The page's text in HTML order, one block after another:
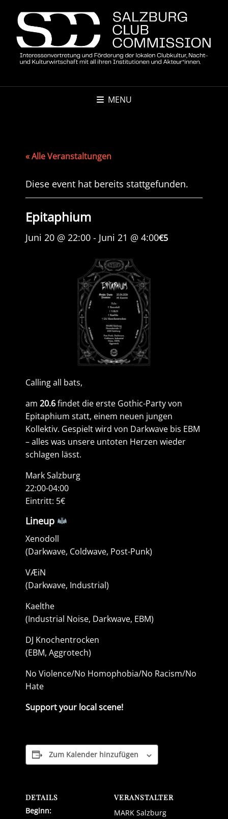
MENU
« Alle Veranstaltungen
Diese event hat bereits stattgefunden.
Epitaphium
Juni 20 @ 22:00 - Juni 21 @ 4:00€5
Calling all bats,
am 20.6findet die erste Gothic-Party von
Epitaphium statt, einem neuen jungen
Kollektiv. Gespielt wird von Darkwave bis EBM
– alles was unsere untoten Herzen wieder
schlagen lässt.
Mark Salzburg
22:00-04:00
Eintritt: 5€
Lineup
Xenodoll
(Darkwave, Coldwave, Post-Punk)
VÆiN
(Darkwave, Industrial)
Kaelthe
(Industrial Noise, Darkwave, EBM)
DJ Knochentrocken
(EBM, Aggrotech)
No Violence/No Homophobia/No Racism/No
Hate
Support your local scene!
Zum Kalender hinzufügen
DETAILS
Beginn:
VERANSTALTER
MARK Salzburg